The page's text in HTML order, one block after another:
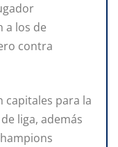
a los de
contra
capitales para la
liga, además